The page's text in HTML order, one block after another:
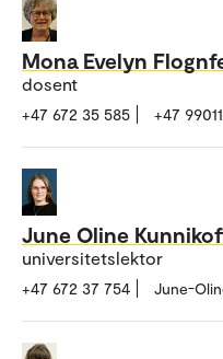
Mona Evelyn
dosent
+47 672 35 585 +47
June Oline
universitetslektor
+47 672 37 754 June-